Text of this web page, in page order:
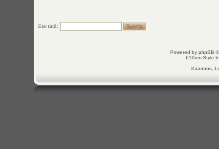
Etsi tätä:
Powered by phpBB
610nm Style
Käännös,